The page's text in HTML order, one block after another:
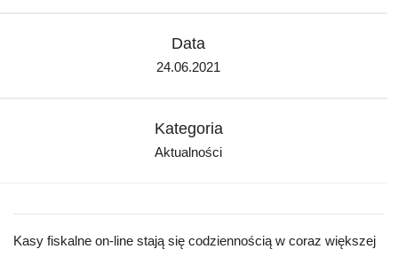
Data
24.06.2021
Kategoria
Aktualności
Kasy fiskalne on-line stają się codziennością w coraz większej